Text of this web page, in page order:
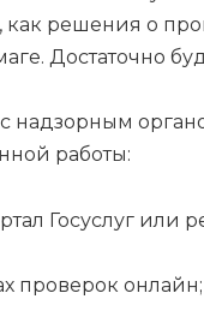
как решения о
Достаточно
надзорным
работы:
Госуслуг или
проверок онлайн;